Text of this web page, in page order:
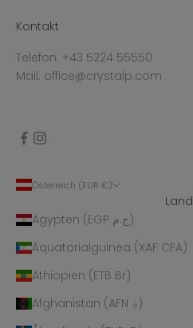
Kontakt
Telefon: +43 5224 55550
Mail: office@crystalp.com
Österreich (EUR €)
Land
Ägypten (EGP ج.م)
Äquatorialguinea (XAF CFA)
Äthiopien (ETB Br)
Afghanistan (AFN ؋)